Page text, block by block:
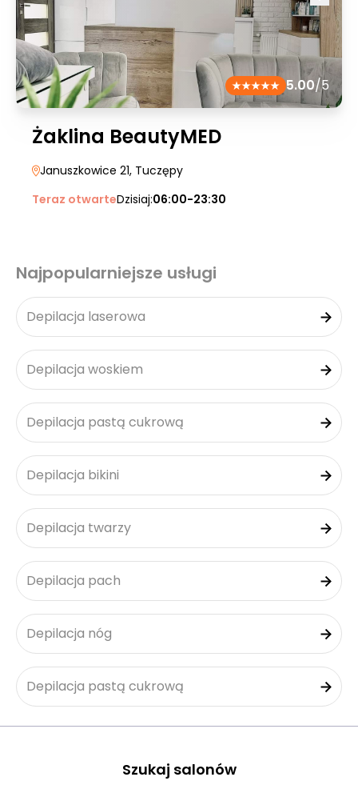
5.00/5
Żaklina BeautyMED
Januszkowice 21, Tuczępy
Teraz otwarteDzisiaj:06:00-23:30
Najpopularniejsze usługi
Depilacja laserowa
Depilacja woskiem
Depilacja pastą cukrową
Depilacja bikini
Depilacja twarzy
Depilacja pach
Depilacja nóg
Depilacja pastą cukrową
Szukaj salonów